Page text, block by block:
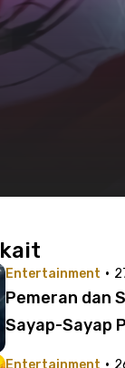
Entertainment ·
Pemeran dan
Sayap-Sayap
Entertainment ·